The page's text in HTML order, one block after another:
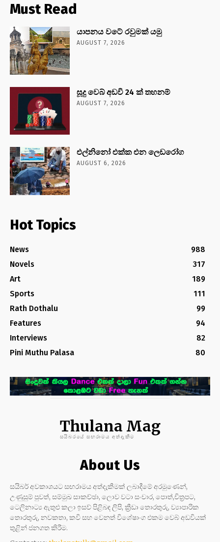
Must Read
යාපනය වටේ රවුමක් යමු
AUGUST 7, 2026
සූදු වෙබ් අඩවි 24 ක් තහනම්
AUGUST 7, 2026
එල්නිනෝ එක්ක එන ලෙඩරෝග
AUGUST 6, 2026
Hot Topics
News
988
Novels
317
Art
189
Sports
111
Rath Dothalu
99
Features
94
Interviews
82
Pini Muthu Palasa
80
Thulana Mag
සයිබරයේ සඟරාමය අත්දැකීම
About Us
සයිබර් අවකාශයට සඟරාමය අත්දැකීමක් ලබාදීමේ අරමුණෙන්,
උණුසුම් පුවත්, සම්මුඛ සාකච්ඡා, ලොව වටා සංචාර, පොත්,චිත්‍රපට,
ටෙලිනාට්‍ය ඇතුළු කලා ඉසව් පිළිබඳ ලිපි, ක්‍රීඩා තොරතුරු, ව්‍යාපාරික
තොරතුරු, නවකතා, කවි සහ වෙනත් විශේෂාංග එකම වෙබ් අඩවියක්
තුළින් ජනගත කිරීම.